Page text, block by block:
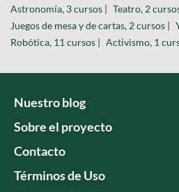
Astronomía, 3 cursos | Teatro, 2
Juegos de mesa y de cartas, 2 cursos |
Robótica, 11 cursos | Activismo, 1
Nuestro blog
Sobre el proyecto
Contacto
Términos de Uso